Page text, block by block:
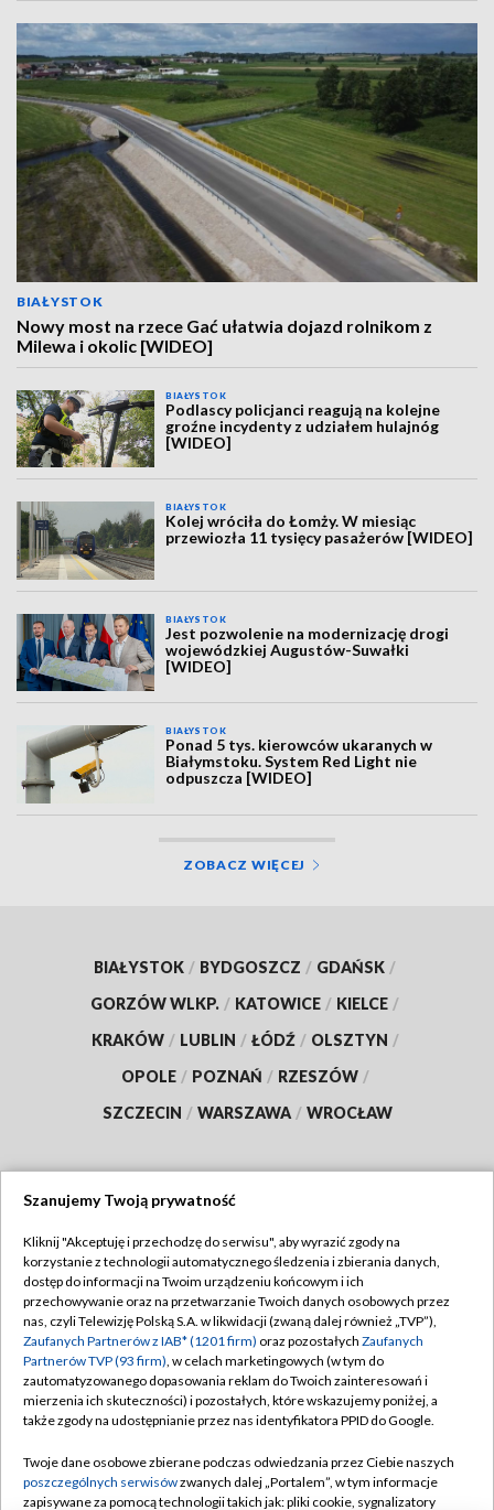
BIAŁYSTOK
Nowy most na rzece Gać ułatwia dojazd rolnikom z
Milewa i okolic [WIDEO]
BIAŁYSTOK
Podlascy policjanci reagują na kolejne
groźne incydenty z udziałem hulajnóg
[WIDEO]
BIAŁYSTOK
Kolej wróciła do Łomży. W miesiąc
przewiozła 11 tysięcy pasażerów [WIDEO]
BIAŁYSTOK
Jest pozwolenie na modernizację drogi
wojewódzkiej Augustów-Suwałki
[WIDEO]
BIAŁYSTOK
Ponad 5 tys. kierowców ukaranych w
Białymstoku. System Red Light nie
odpuszcza [WIDEO]
ZOBACZ WIĘCEJ
BIAŁYSTOK / BYDGOSZCZ / GDAŃSK /
GORZÓW WLKP. / KATOWICE / KIELCE /
KRAKÓW / LUBLIN / ŁÓDŹ / OLSZTYN /
OPOLE / POZNAŃ / RZESZÓW /
SZCZECIN / WARSZAWA / WROCŁAW
TVP
Abonament TVP
Emisja w TVP
Centrum informacji TVP
Naziemna Telewizja Cyfrowa
Rada Programowa
Regulamin TVP
Polityka prywatności
Moje zgody
Pomoc
Kontakt
Szanujemy Twoją prywatność
Kliknij "Akceptuję i przechodzę do serwisu", aby wyrazić zgody na
korzystanie z technologii automatycznego śledzenia i zbierania danych,
dostęp do informacji na Twoim urządzeniu końcowym i ich
przechowywanie oraz na przetwarzanie Twoich danych osobowych przez
nas, czyli Telewizję Polską S.A. w likwidacji (zwaną dalej również „TVP”),
Zaufanych Partnerów z IAB* (1201 firm) oraz pozostałych Zaufanych
Partnerów TVP (93 firm), w celach marketingowych (w tym do
zautomatyzowanego dopasowania reklam do Twoich zainteresowań i
mierzenia ich skuteczności) i pozostałych, które wskazujemy poniżej, a
także zgody na udostępnianie przez nas identyfikatora PPID do Google.
Twoje dane osobowe zbierane podczas odwiedzania przez Ciebie naszych
poszczególnych serwisówzwanych dalej „Portalem”, w tym informacje
zapisywane za pomocą technologii takich jak: pliki cookie, sygnalizatory